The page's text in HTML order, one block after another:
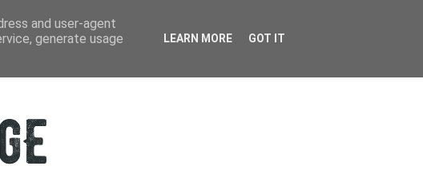
and user-agent
generate usage
LEARN MORE GOT IT